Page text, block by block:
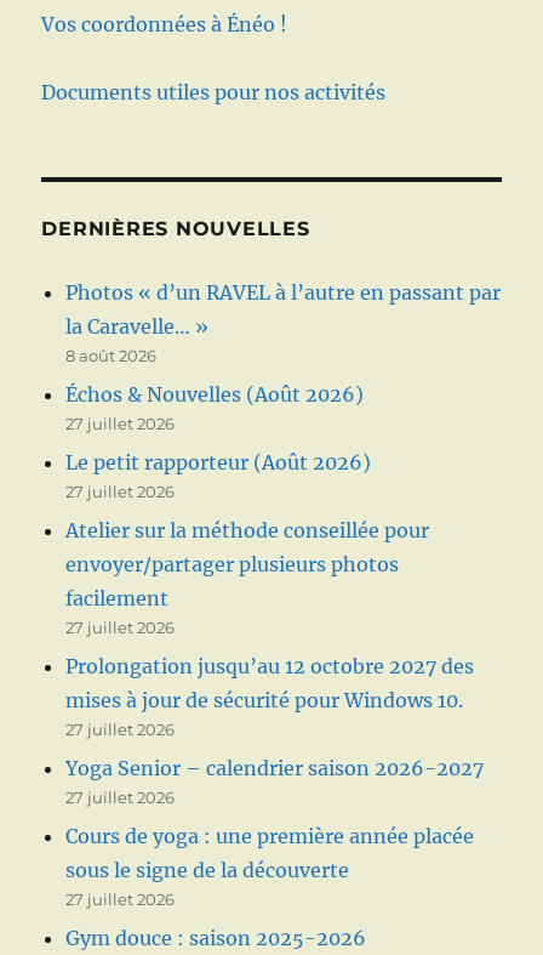
Vos coordonnées à Énéo !
Documents utiles pour nos activités
DERNIÈRES NOUVELLES
Photos « d’un RAVEL à l’autre en passant par
la Caravelle… »
8 août 2026
Échos & Nouvelles (Août 2026)
27 juillet 2026
Le petit rapporteur (Août 2026)
27 juillet 2026
Atelier sur la méthode conseillée pour
envoyer/partager plusieurs photos
facilement
27 juillet 2026
Prolongation jusqu’au 12 octobre 2027 des
mises à jour de sécurité pour Windows 10.
27 juillet 2026
Yoga Senior – calendrier saison 2026-2027
27 juillet 2026
Cours de yoga : une première année placée
sous le signe de la découverte
27 juillet 2026
Gym douce : saison 2025-2026